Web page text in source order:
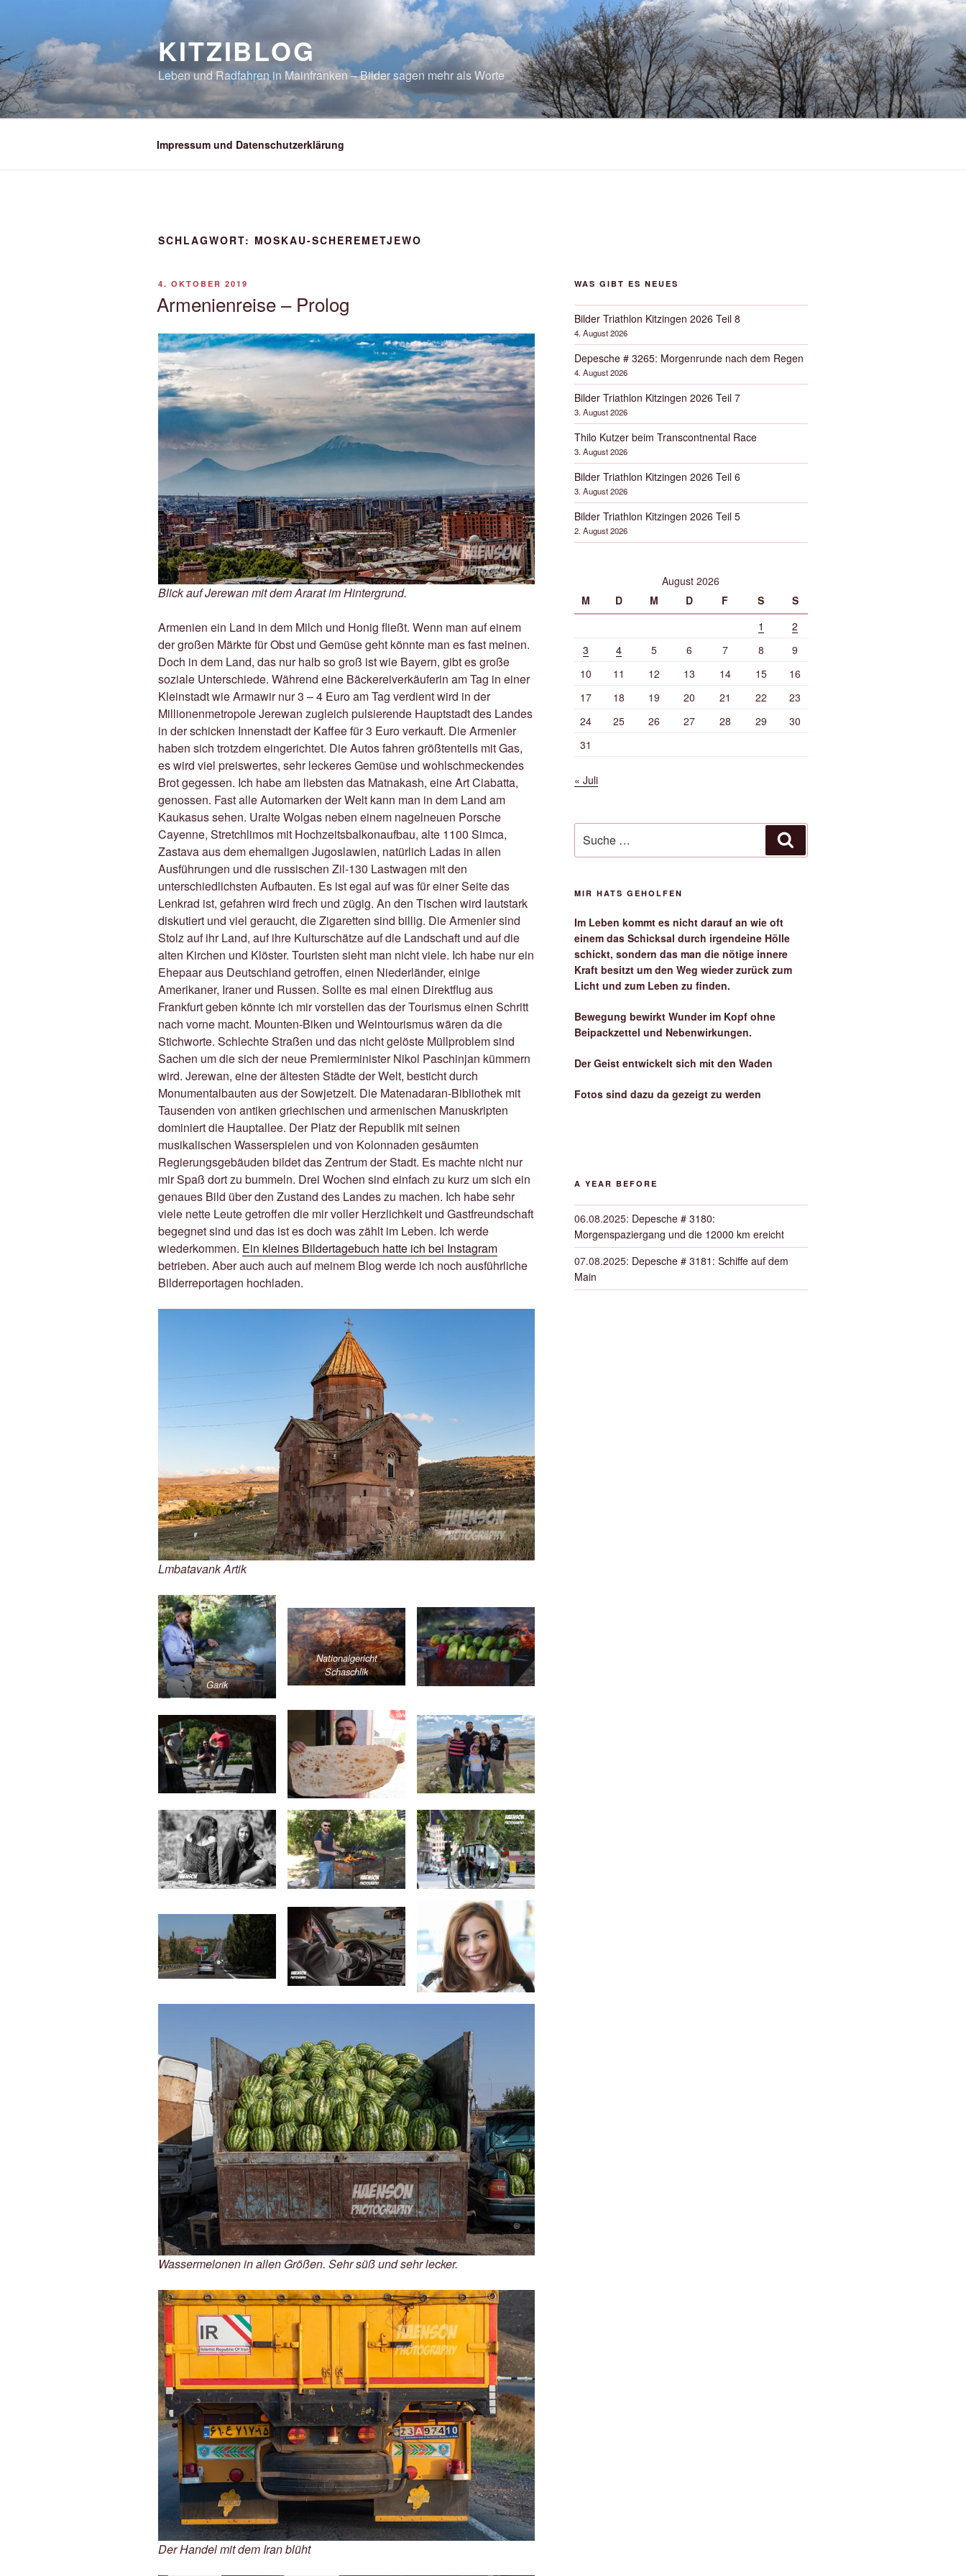
springen
KITZIBLOG
Leben und Radfahren in Mainfranken – Bilder sagen mehr als Worte
Impressum und Datenschutzerklärung
SCHLAGWORT: MOSKAU-SCHEREMETJEWO
VERÖFFENTLICHT
4. OKTOBER 2019
Armenienreise – Prolog
Blick auf Jerewan mit dem Ararat im Hintergrund.
Armenien ein Land in dem Milch und Honig fließt. Wenn man auf einem
der großen Märkte für Obst und Gemüse geht könnte man es fast meinen.
Doch in dem Land, das nur halb so groß ist wie Bayern, gibt es große
soziale Unterschiede. Während eine Bäckereiverkäuferin am Tag in einer
Kleinstadt wie Armawir nur 3 – 4 Euro am Tag verdient wird in der
Millionenmetropole Jerewan zugleich pulsierende Hauptstadt des Landes
in der schicken Innenstadt der Kaffee für 3 Euro verkauft. Die Armenier
haben sich trotzdem eingerichtet. Die Autos fahren größtenteils mit Gas,
es wird viel preiswertes, sehr leckeres Gemüse und wohlschmeckendes
Brot gegessen. Ich habe am liebsten das Matnakash, eine Art Ciabatta,
genossen. Fast alle Automarken der Welt kann man in dem Land am
Kaukasus sehen. Uralte Wolgas neben einem nagelneuen Porsche
Cayenne, Stretchlimos mit Hochzeitsbalkonaufbau, alte 1100 Simca,
Zastava aus dem ehemaligen Jugoslawien, natürlich Ladas in allen
Ausführungen und die russischen Zil-130 Lastwagen mit den
unterschiedlichsten Aufbauten. Es ist egal auf was für einer Seite das
Lenkrad ist, gefahren wird frech und zügig. An den Tischen wird lautstark
diskutiert und viel geraucht, die Zigaretten sind billig. Die Armenier sind
Stolz auf ihr Land, auf ihre Kulturschätze auf die Landschaft und auf die
alten Kirchen und Klöster. Touristen sieht man nicht viele. Ich habe nur ein
Ehepaar aus Deutschland getroffen, einen Niederländer, einige
Amerikaner, Iraner und Russen. Sollte es mal einen Direktflug aus
Frankfurt geben könnte ich mir vorstellen das der Tourismus einen Schritt
nach vorne macht. Mounten-Biken und Weintourismus wären da die
Stichworte. Schlechte Straßen und das nicht gelöste Müllproblem sind
Sachen um die sich der neue Premierminister Nikol Paschinjan kümmern
wird. Jerewan, eine der ältesten Städte der Welt, besticht durch
Monumentalbauten aus der Sowjetzeit. Die Matenadaran-Bibliothek mit
Tausenden von antiken griechischen und armenischen Manuskripten
dominiert die Hauptallee. Der Platz der Republik mit seinen
musikalischen Wasserspielen und von Kolonnaden gesäumten
Regierungsgebäuden bildet das Zentrum der Stadt. Es machte nicht nur
mir Spaß dort zu bummeln. Drei Wochen sind einfach zu kurz um sich ein
genaues Bild über den Zustand des Landes zu machen. Ich habe sehr
viele nette Leute getroffen die mir voller Herzlichkeit und Gastfreundschaft
begegnet sind und das ist es doch was zählt im Leben. Ich werde
wiederkommen. Ein kleines Bildertagebuch hatte ich bei Instagram
betrieben. Aber auch auch auf meinem Blog werde ich noch ausführliche
Bilderreportagen hochladen.
Lmbatavank Artik
Garik
Nationalgericht
Schaschlik
Wassermelonen in allen Größen. Sehr süß und sehr lecker.
Der Handel mit dem Iran blüht
WAS GIBT ES NEUES
Bilder Triathlon Kitzingen 2026 Teil 8
4. August 2026
Depesche # 3265: Morgenrunde nach dem Regen
4. August 2026
Bilder Triathlon Kitzingen 2026 Teil 7
3. August 2026
Thilo Kutzer beim Transcontnental Race
3. August 2026
Bilder Triathlon Kitzingen 2026 Teil 6
3. August 2026
Bilder Triathlon Kitzingen 2026 Teil 5
2. August 2026
August 2026
M
D M D F S
S
1
2
3
4 5 6 7 8
9
10
11 12 13 14 15
16
17
18 19 20 21 22
23
24
25 26 27 28 29
30
31
« Juli
nach:
MIR HATS GEHOLFEN
Im Leben kommt es nicht darauf an wie oft
einem das Schicksal durch irgendeine Hölle
schickt, sondern das man die nötige innere
Kraft besitzt um den Weg wieder zurück zum
Licht und zum Leben zu finden.
Bewegung bewirkt Wunder im Kopf ohne
Beipackzettel und Nebenwirkungen.
Der Geist entwickelt sich mit den Waden
Fotos sind dazu da gezeigt zu werden
A YEAR BEFORE
06.08.2025: Depesche # 3180:
Morgenspaziergang und die 12000 km ereicht
07.08.2025: Depesche # 3181: Schiffe auf dem
Main